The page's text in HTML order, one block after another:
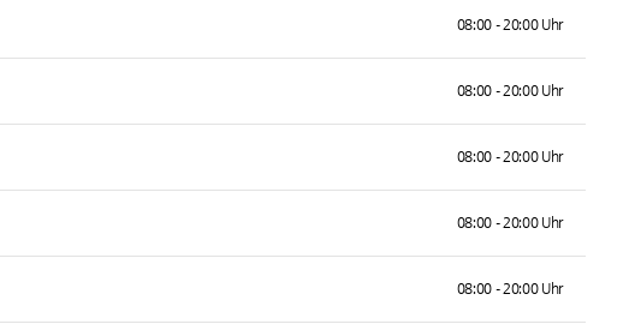
08:00 - 20:00 Uhr
08:00 - 20:00 Uhr
08:00 - 20:00 Uhr
08:00 - 20:00 Uhr
08:00 - 20:00 Uhr